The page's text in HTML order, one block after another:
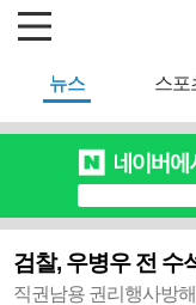
뉴스 스포
검찰, 우병우 전 수
직권남용 권리행사방